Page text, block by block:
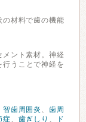
材料で歯の機能
ント素材。神経
うことで神経を
智歯周囲炎 、歯周
症、 歯ぎしり 、
ド